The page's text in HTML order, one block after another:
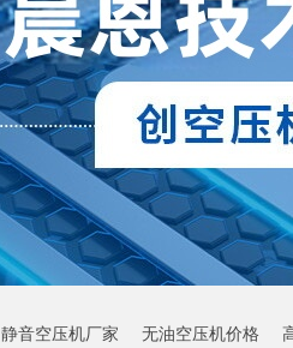
静音空压机厂家 无油空压机价格